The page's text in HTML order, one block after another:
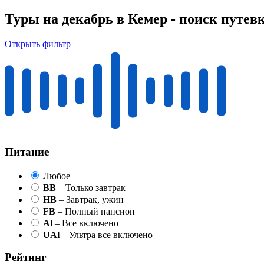
Туры на декабрь в Кемер - поиск
Открыть фильтр
Питание
Любое
BB – Только завтрак
HB – Завтрак, ужин
FB – Полный пансион
Al – Все включено
UAl – Ультра все включено
Рейтинг